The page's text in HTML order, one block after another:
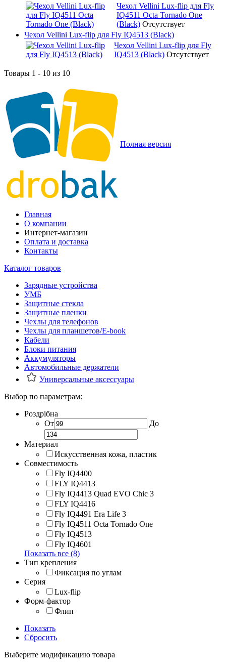
Чехол Vellini Lux-flip для Fly
IQ4511 Octa Tornado One
(Black) Отсутствует
Чехол Vellini Lux-flip для Fly IQ4513 (Black)
Чехол Vellini Lux-flip для Fly
IQ4513 (Black) Отсутствует
Товары 1 - 10 из 10
Полная версия
Главная
О компании
Интернет-магазин
Оплата и доставка
Контакты
Каталог товаров
Зарядные устройства
УМБ
Защитные стекла
Защитные пленки
Чехлы для телефонов
Чехлы для планшетов/E-book
Кабели
Блоки питания
Аккумуляторы
Автомобильные держатели
Универсальные аксессуары
Выбор по параметрам:
Роздрібна
От
До
Материал
Искусственная кожа, пластик
Совместимость
Fly IQ4400
FLY IQ4413
Fly IQ4413 Quad EVO Chic 3
FLY IQ4416
Fly IQ4491 Era Life 3
Fly IQ4511 Octa Tornado One
Fly IQ4513
Fly IQ4601
Показать все (8)
Тип крепления
Фиксация по углам
Серия
Lux-flip
Форм-фактор
Флип
Показать
Сбросить
Выберите модификацию товара